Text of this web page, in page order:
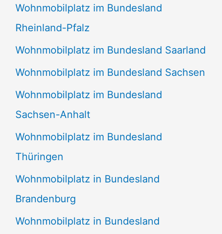
Wohnmobilplatz im Bundesland
Rheinland-Pfalz
Wohnmobilplatz im Bundesland Saarland
Wohnmobilplatz im Bundesland Sachsen
Wohnmobilplatz im Bundesland
Sachsen-Anhalt
Wohnmobilplatz im Bundesland
Thüringen
Wohnmobilplatz in Bundesland
Brandenburg
Wohnmobilplatz in Bundesland